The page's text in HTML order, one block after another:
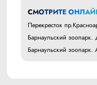
СМОТРИТЕ
Перекресток
Барнаульский зоопарк.
Барнаульский зоопарк.